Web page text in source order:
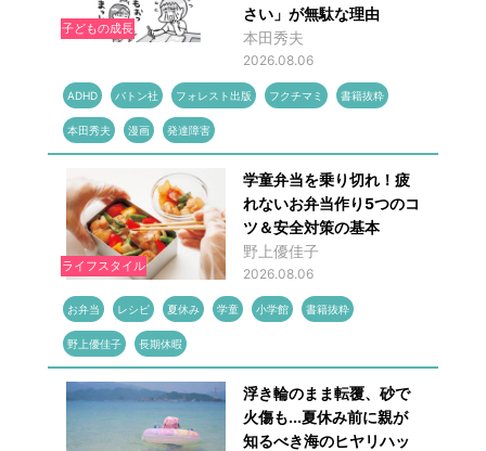
子どもの成長
さい」が無駄な理由
本田秀夫
2026.08.06
ADHD バトン社 フォレスト出版 フクチマミ 書籍抜粋
本田秀夫 漫画 発達障害
ライフスタイル
学童弁当を乗り切れ！疲
れないお弁当作り5つのコ
ツ＆安全対策の基本
野上優佳子
2026.08.06
お弁当 レシピ 夏休み 学童 小学館 書籍抜粋
野上優佳子 長期休暇
浮き輪のまま転覆、砂で
火傷も...夏休み前に親が
知るべき海のヒヤリハッ